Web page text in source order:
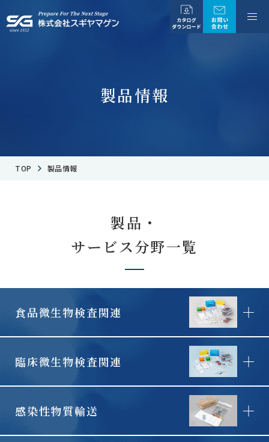
製品情報
TOP 製品情報
製品・
サービス分野一覧
食品微生物検査関連
臨床微生物検査関連
感染性物質輸送